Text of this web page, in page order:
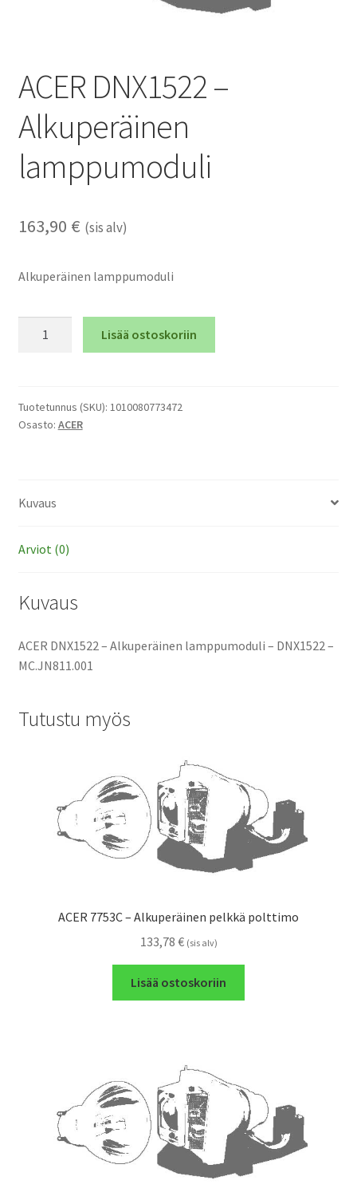
ACER DNX1522 –
Alkuperäinen
lamppumoduli
163,90 € (sis alv)
Alkuperäinen lamppumoduli
lamppumoduli
määrä
Lisää ostoskoriin
Tuotetunnus (SKU): 1010080773472
Osasto: ACER
Kuvaus
Arviot (0)
Kuvaus
ACER DNX1522 – Alkuperäinen lamppumoduli – DNX1522 –
MC.JN811.001
Tutustu myös
ACER 7753C – Alkuperäinen pelkkä polttimo
133,78 € (sis alv)
Lisää ostoskoriin